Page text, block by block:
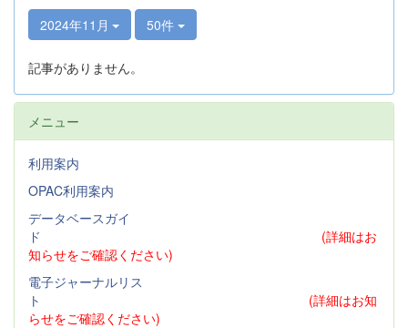
2024年11月 50件
記事がありません。
メニュー
利用案内
OPAC利用案内
データベースガイ
ド
(詳細はお
知らせをご確認ください)
電子ジャーナルリス
ト
(詳細はお知
らせをご確認ください)